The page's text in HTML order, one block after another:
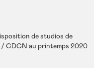
Cusset Le Gymnase / C
de studios de
/ CDCN au printemps 2020